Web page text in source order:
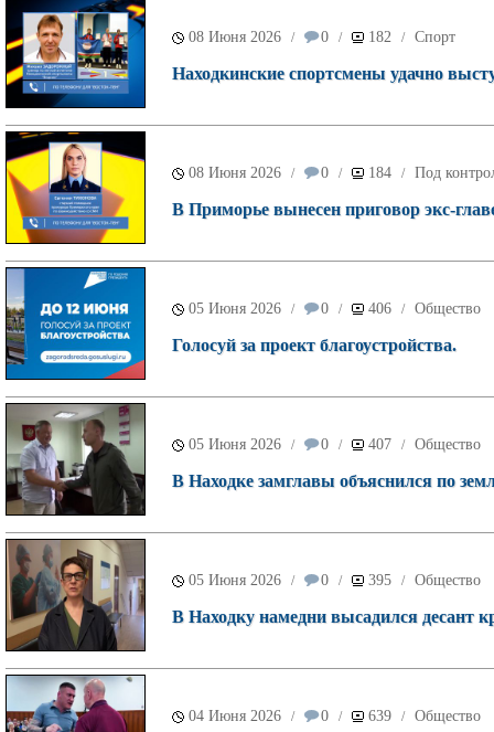
08 Июня 2026 / 0 / 182 / Спорт
Находкинские спортсмены удачно
08 Июня 2026 / 0 / 184 / Под
В Приморье вынесен приговор экс-
05 Июня 2026 / 0 / 406 / Общество
Голосуй за проект благоустройства.
05 Июня 2026 / 0 / 407 / Общество
В Находке замглавы объяснился по
05 Июня 2026 / 0 / 395 / Общество
В Находку намедни высадился десант
04 Июня 2026 / 0 / 639 / Общество